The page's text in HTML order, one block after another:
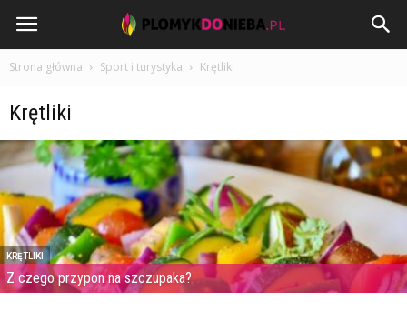
PlomykDoNieba.pl
Strona główna Sport i turystyka Krętliki
Krętliki
KRĘTLIKI
Z czego przypon na szczupaka?